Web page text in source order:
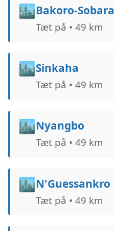
🏙️Bakoro-Sobara
Tæt på • 49 km
🏙️Sinkaha
Tæt på • 49 km
🏙️Nyangbo
Tæt på • 49 km
🏙️N'Guessankro
Tæt på • 49 km